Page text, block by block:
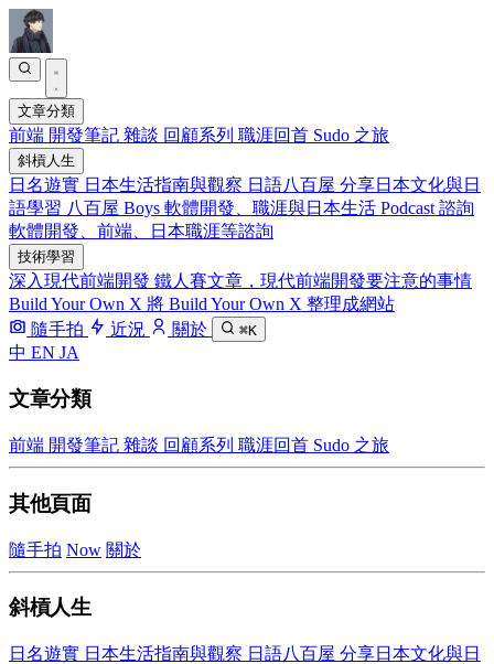
文章分類
前端 開發筆記 雜談 回顧系列 職涯回首 Sudo 之旅
斜槓人生
日名遊實 日本生活指南與觀察 日語八百屋 分享日本文化與日
語學習 八百屋 Boys 軟體開發、職涯與日本生活 Podcast 諮詢
軟體開發、前端、日本職涯等諮詢
技術學習
深入現代前端開發 鐵人賽文章，現代前端開發要注意的事情
Build Your Own X 將 Build Your Own X 整理成網站
隨手拍
近況 關於 ⌘K
中 EN JA
文章分類
前端 開發筆記 雜談 回顧系列 職涯回首 Sudo 之旅
其他頁面
隨手拍 Now 關於
斜槓人生
日名遊實 日本生活指南與觀察 日語八百屋 分享日本文化與日